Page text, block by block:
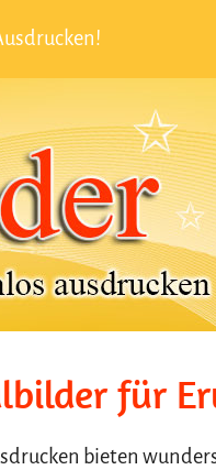
für
bieten